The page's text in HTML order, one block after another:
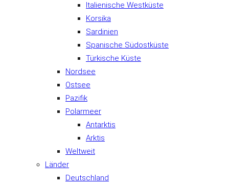
Italienische Westküste
Korsika
Sardinien
Spanische Südostküste
Türkische Küste
Nordsee
Ostsee
Pazifik
Polarmeer
Antarktis
Arktis
Weltweit
Länder
Deutschland